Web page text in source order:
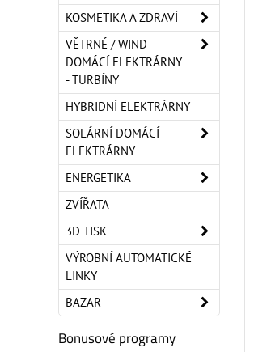
KOSMETIKA A ZDRAVÍ
VĚTRNÉ / WIND
DOMÁCÍ ELEKTRÁRNY
- TURBÍNY
HYBRIDNÍ ELEKTRÁRNY
SOLÁRNÍ DOMÁCÍ
ELEKTRÁRNY
ENERGETIKA
ZVÍŘATA
3D TISK
VÝROBNÍ AUTOMATICKÉ
LINKY
BAZAR
Bonusové programy